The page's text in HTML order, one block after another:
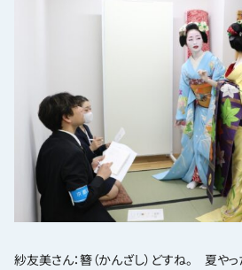
紗友美さん：簪（かんざし）どすね。 夏や